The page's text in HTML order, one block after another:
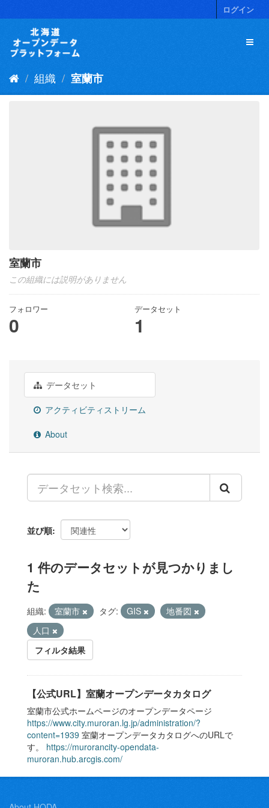
キ
ログイン
組織 室蘭市
室蘭市
この組織には説明がありません
フォロワー
0
データセット
1
データセット
アクティビティストリーム
About
並び順
1 件のデータセットが見つかりまし
た
組織: 室蘭市 タグ: GIS
地番図
人口
フィルタ結果
【公式URL】室蘭オープンデータカタログ
室蘭市公式ホームページのオープンデータページ
https://www.city.muroran.lg.jp/administration/?
content=1939 室蘭オープンデータカタログへのURLで
す。 https://murorancity-opendata-
muroran.hub.arcgis.com/